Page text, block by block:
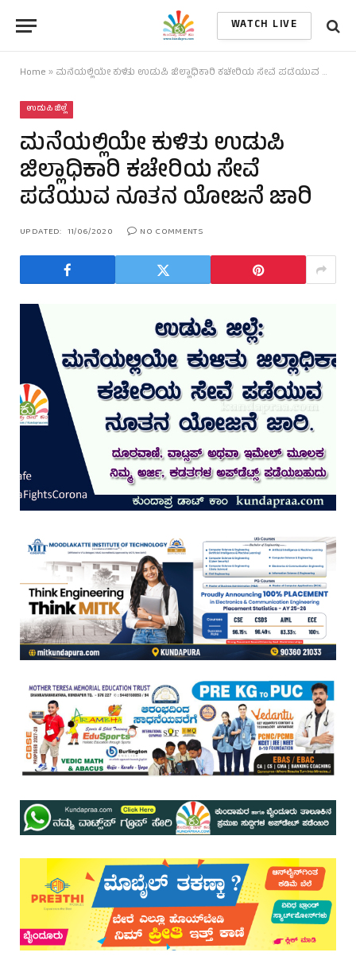
WATCH LIVE
Home » ಮನೆಯಲ್ಲಿಯೇ ಕುಳಿತು ಉಡುಪಿ ಜಿಲ್ಲಾಧಿಕಾರಿ ಕಚೇರಿಯ ಸೇವೆ ಪಡೆಯುವ ನೂತನ ಯೋಜನೆ ಜಾರಿ
ಉಡುಪಿ ಜಿಲ್ಲೆ
ಮನೆಯಲ್ಲಿಯೇ ಕುಳಿತು ಉಡುಪಿ
ಜಿಲ್ಲಾಧಿಕಾರಿ ಕಚೇರಿಯ ಸೇವೆ
ಪಡೆಯುವ ನೂತನ ಯೋಜನೆ ಜಾರಿ
UPDATED: 11/06/2020 NO COMMENTS